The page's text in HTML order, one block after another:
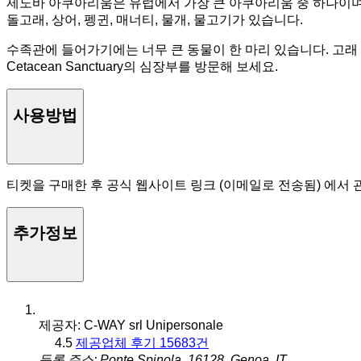
제노바 아쿠아리움은 유럽에서 가장 큰 아쿠아리움 중 하나
돌고래, 상어, 펭귄, 매너티, 물개, 물고기가 있습니다.
수족관에 들어가기에는 너무 큰 동물이 한 마리 있습니다. 고
Cetacean Sanctuary의 심장부를 방문해 보세요.
사용방법
티켓을 구매한 후 공식 웹사이트 링크 (이메일로 전송됨) 에서
추가정보
제공자: C-WAY srl Unipersonale
4.5 제공업체 후기 15683건